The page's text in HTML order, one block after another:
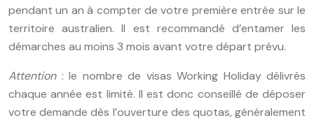
pendant un an à compter de votre première entrée sur le
territoire australien. Il est recommandé d’entamer les
démarches au moins 3 mois avant votre départ prévu.
Attention : le nombre de visas Working Holiday délivrés
chaque année est limité. Il est donc conseillé de déposer
votre demande dès l’ouverture des quotas, généralement